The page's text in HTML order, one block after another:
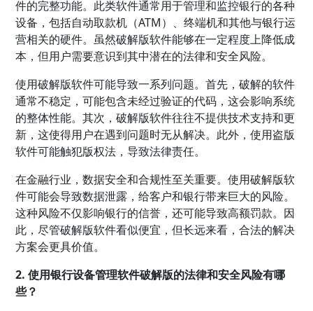
件的完整功能。此类软件通常用于管理和监控银行的各种
设备，包括自动取款机（ATM）、终端机和其他与银行运
营相关的硬件。虽然破解版软件能够在一定程度上降低成
本，但用户需要意识到其中潜在的法律和安全风险。
使用破解版软件可能导致一系列问题。首先，破解的软件
通常不稳定，可能包含未经过验证的代码，这会影响系统
的整体性能。其次，破解版软件往往不提供技术支持和更
新，这使得用户在遇到问题时无从解决。此外，使用盗版
软件可能触犯版权法，导致法律责任。
在金融行业，数据安全和合规性至关重要。使用破解版软
件可能会导致数据泄露，给客户和银行带来巨大的风险。
这种风险不仅影响银行的信誉，还可能导致高额罚款。因
此，尽管破解版软件看似便宜，但长远来看，合法的解决
方案会更具价值。
2. 使用银行设备管理软件破解版的法律和安全风险有哪
些？